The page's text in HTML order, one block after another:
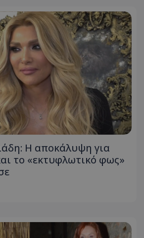
Η αποκάλυψη για
το «εκτυφλωτικό φως»